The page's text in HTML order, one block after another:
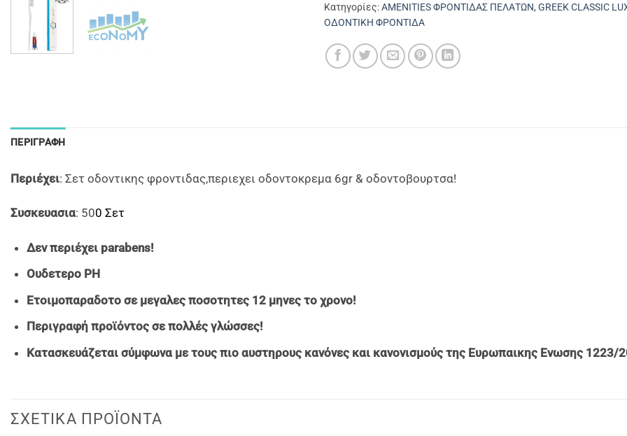
Κατηγορίες:AMENITIES ΦΡΟΝΤΙΔΑΣ ΠΕΛΑΤΩΝ, GREEK CLASSIC
ΟΔΟΝΤΙΚΗ ΦΡΟΝΤΙΔΑ
ΠΕΡΙΓΡΑΦΉ
Περιέχει: Σετ οδοντικης φροντιδας,περιεχει οδοντοκρεμα 6gr & οδοντοβουρτσα!
Συσκευασια: 500 Σετ
Δεν περιέχει parabens!
Ουδετερο PH
Ετοιμοπαραδοτο σε μεγαλες ποσοτητες 12 μηνες το χρονο!
Περιγραφή προϊόντος σε πολλές γλώσσες!
Κατασκευάζεται σύμφωνα με τους πιο αυστηρους κανόνες και κανονισμούς της Ευρωπαικης Ενωσης 1223/
ΣΧΕΤΙΚΆ ΠΡΟΪΌΝΤΑ